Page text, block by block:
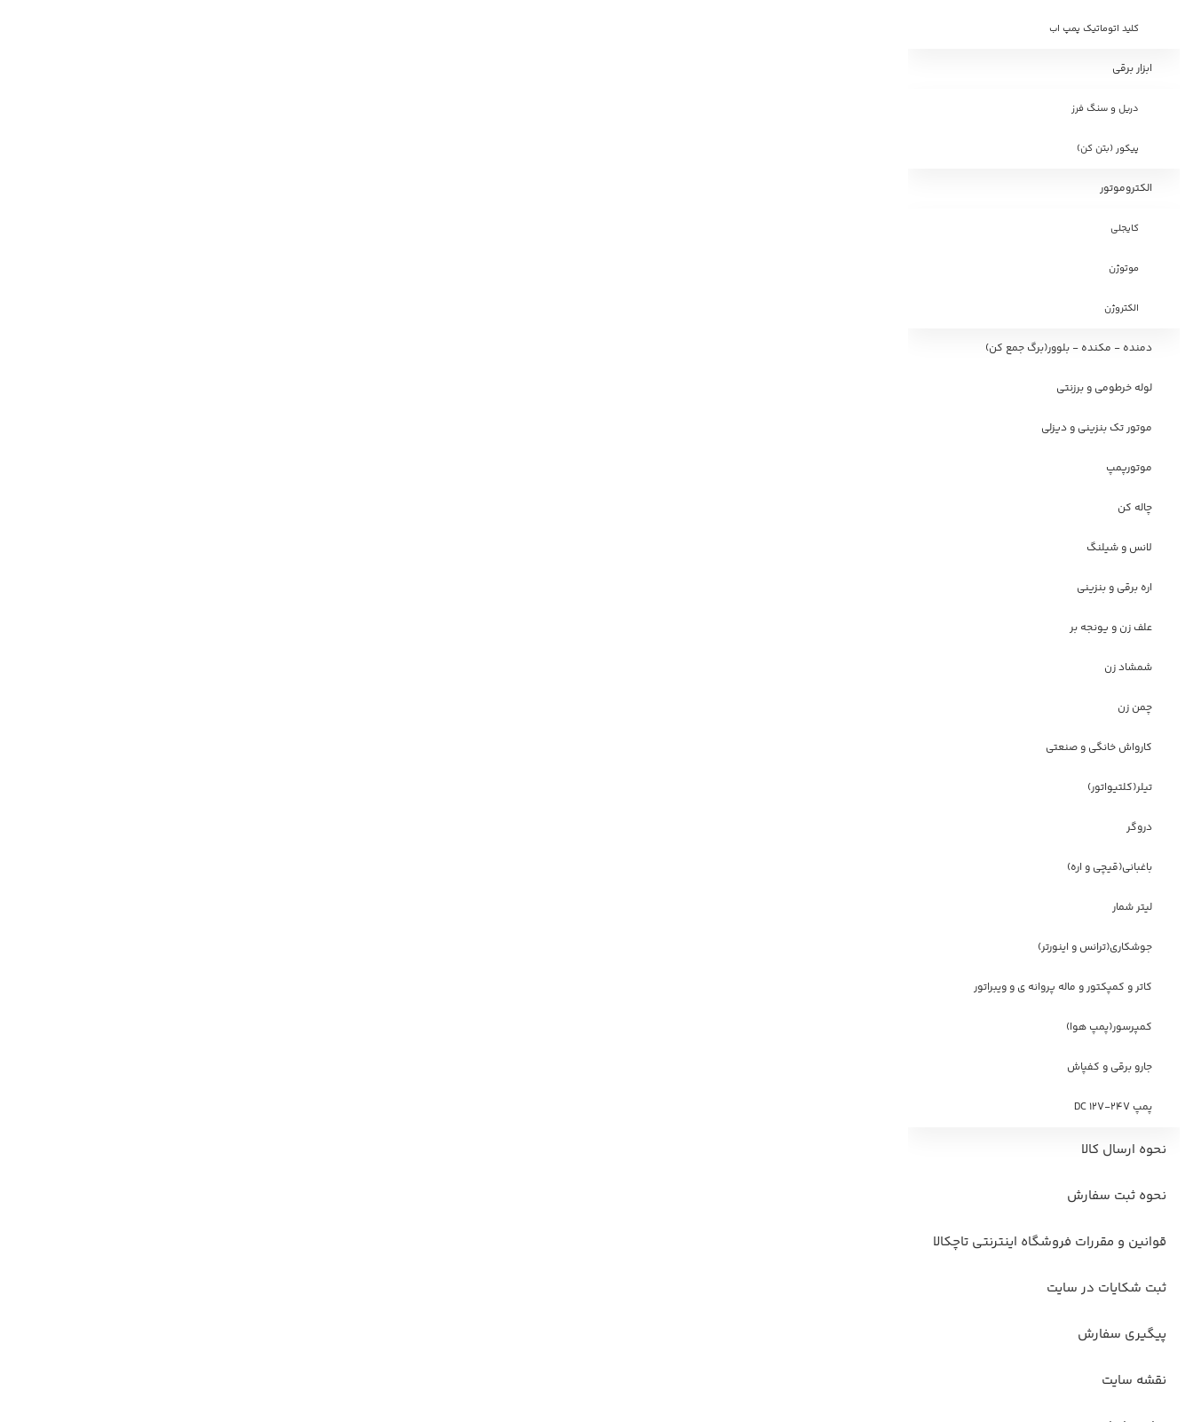
کلید اتوماتیک پمپ اب
ابزار برقی
دریل و سنگ فرز
پیکور (بتن کن)
الکتروموتور
کایجلی
موتوژن
الکتروژن
دمنده - مکنده - بلوور(برگ جمع کن)
لوله خرطومی و برزنتی
موتور تک بنزینی و دیزلی
موتورپمپ
چاله کن
لانس و شیلنگ
اره برقی و بنزینی
علف زن و یونجه بر
شمشاد زن
چمن زن
کارواش خانگی و صنعتی
تیلر(کلتیواتور)
دروگر
باغبانی(قیچی و اره)
لیتر شمار
جوشکاری(ترانس و اینورتر)
کاتر و کمپکتور و ماله پروانه ی و ویبراتور
کمپرسور(پمپ هوا)
جارو برقی و کفپاش
پمپ DC 12V-24V
نحوه ارسال کالا
نحوه ثبت سفارش
قوانین و مقررات فروشگاه اینترنتی تاچکالا
ثبت شکایات در سایت
پیگیری سفارش
نقشه سایت